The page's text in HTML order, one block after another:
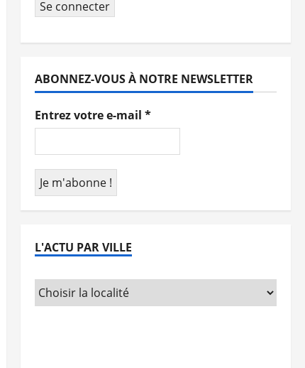
Se connecter
ABONNEZ-VOUS À NOTRE NEWSLETTER
Entrez votre e-mail *
L'ACTU PAR VILLE